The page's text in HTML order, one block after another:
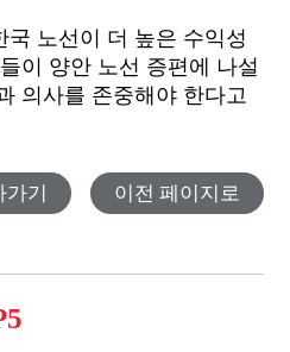
국 노선이 더 높은 수익성
이 양안 노선 증편에 나설
의사를 존중해야 한다고
가기 이전 페이지로